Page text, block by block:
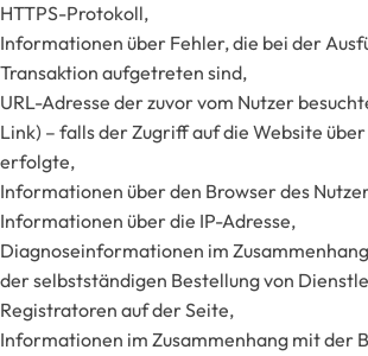
HTTPS-Protokoll,
Informationen über Fehler, die bei der
Transaktion aufgetreten sind,
URL-Adresse der zuvor vom Nutzer
Link) – falls der Zugriff auf die Website
erfolgte,
Informationen über den Browser des
Informationen über die IP-Adresse,
Diagnoseinformationen im
der selbstständigen Bestellung von
Registratoren auf der Seite,
Informationen im Zusammenhang mit der